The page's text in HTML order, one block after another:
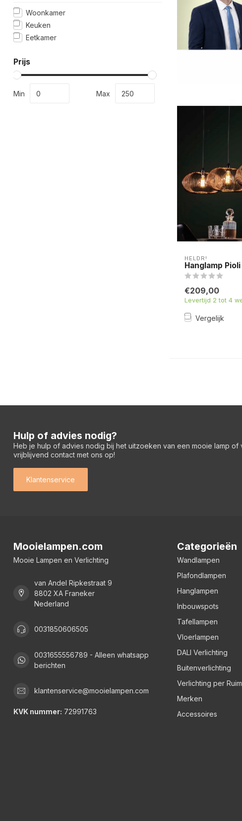
Woonkamer
Keuken
Eetkamer
Prijs
Min Max
HELDR!
Hanglamp
€209,00
Levertijd 2 tot 4
Vergelijk
Hulp of advies nodig?
Heb je hulp of advies nodig bij het uitzoeken van een mooie lamp of
vrijblijvend contact met ons op!
Klantenservice
Mooielampen.com
Mooie Lampen en Verlichting
van Andel Ripkestraat 9
8802 XA Franeker
Nederland
0031850606505
0031655556789 - Alleen whatsapp
berichten
klantenservice@mooielampen.com
KVK nummer: 72991763
Categorieën
Wandlampen
Plafondlampen
Hanglampen
Inbouwspots
Tafellampen
Vloerlampen
DALI Verlichting
Buitenverlichting
Verlichting per
Merken
Accessoires